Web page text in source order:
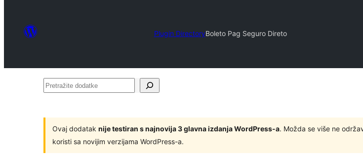
Plugin DirectoryBoleto Pag Seguro Direto
Pretražite
Ovaj dodatak nije testiran s najnovija 3 glavna izdanja WordPress-a. Možda se više ne
koristi sa novijim verzijama WordPress-a.